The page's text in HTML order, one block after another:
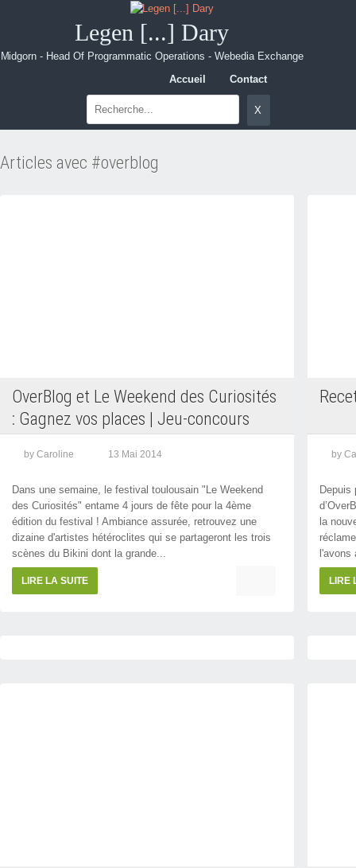
Legen [...] Dary
Midgorn - Head Of Programmatic Operations - Webedia Exchange
Accueil
Contact
Articles avec #overblog
OverBlog et Le Weekend des Curiosités
: Gagnez vos places | Jeu-concours
by Caroline 13 Mai 2014
Dans une semaine, le festival toulousain "Le Weekend
des Curiosités" entame 4 jours de fête pour la 4ème
édition du festival ! Ambiance assurée, retrouvez une
dizaine d'artistes hétéroclites qui se partageront les trois
scènes du Bikini dont la grande...
LIRE LA SUITE
by
Depuis
la
l'avons
LIRE